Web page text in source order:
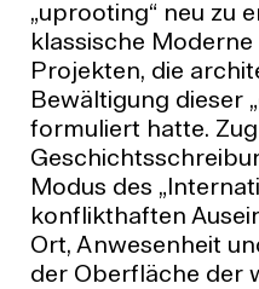
„uprooting“ neu zu
klassische
Projekten, die
Bewältigung dieser
formuliert hatte.
Modus des
konflikthaften
Ort, Anwesenheit
der Oberfläche der